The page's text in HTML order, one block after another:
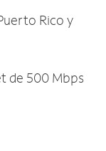
Rico y
de 500 Mbps